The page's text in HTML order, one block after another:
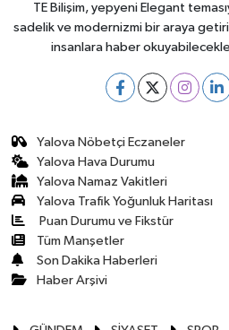
TE Bilişim, yepyeni Elegant
sadelik ve modernizmi bir araya
insanlara haber
Yalova Nöbetçi Eczaneler
Yalova Hava Durumu
Yalova Namaz Vakitleri
Yalova Trafik Yoğunluk Haritası
Puan Durumu ve Fikstür
Tüm Manşetler
Son Dakika Haberleri
Haber Arşivi